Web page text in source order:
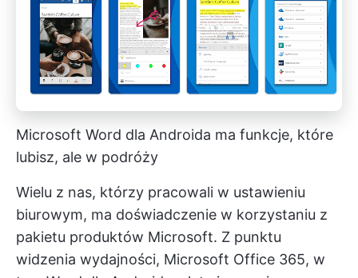
Microsoft Word dla Androida ma funkcje, które
lubisz, ale w podróży
Wielu z nas, którzy pracowali w ustawieniu
biurowym, ma doświadczenie w korzystaniu z
pakietu produktów Microsoft. Z punktu
widzenia wydajności, Microsoft Office 365, w